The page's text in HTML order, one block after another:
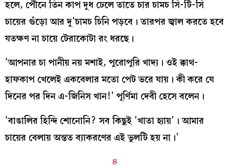
হলে, পৌনে তিন কাপ দুধ ঢেলে তাতে চার চামচ সি-টি-সি
চায়ের গুঁড়ো আর দু’চামচ চিনি পড়বে। তারপর জ্বাল করতে হবে
যতক্ষণ না চায়ে টেরাকোটা রং ধরছে।
‘আপনার চা পানীয় নয় মশাই, পুরোপুরি খাদ্য। ওই ক্কাথ-
হাফকাপ খেলেই একবেলার মতো পেট ভরে যায়। কী করে যে
দিনের পর দিন এ-জিনিস খান!’ পূর্ণিমা দেবী হেসে বলেন।
‘বাঙালির হিন্দি শোনোনি? সব কিছুই ‘খাতা হ্যায়’। আমার
চায়ের বেলায় অন্তত ব্যাকরণের এই ভুলটি হয় না।’
৪